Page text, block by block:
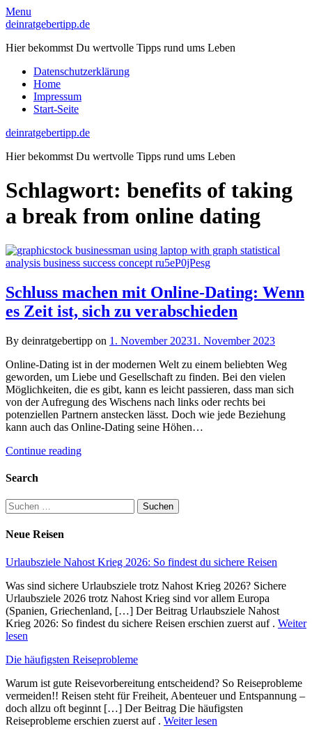
Skip
to
Menu
deinratgebertipp.de
Hier bekommst Du wertvolle Tipps rund ums Leben
Datenschutzerklärung
Home
Impressum
Start-Seite
deinratgebertipp.de
Hier bekommst Du wertvolle Tipps rund ums Leben
Schlagwort: benefits of taking
a break from online dating
Schluss machen mit Online-Dating: Wenn
es Zeit ist, sich zu verabschieden
By deinratgebertipp on 1. November 20231. November 2023
Online-Dating ist in der modernen Welt zu einem beliebten Weg
geworden, um Liebe und Gesellschaft zu finden. Bei den vielen
Möglichkeiten, die es gibt, kann es leicht passieren, dass man sich
von der Aufregung des Wischens nach links oder rechts bei
potenziellen Partnern anstecken lässt. Doch wie jede Beziehung
kann auch das Online-Dating seine Höhen…
Continue reading
Search
Suchen
nach:
Neue Reisen
Urlaubsziele Nahost Krieg 2026: So findest du sichere Reisen
Was sind sichere Urlaubsziele trotz Nahost Krieg 2026? Sichere
Urlaubsziele 2026 trotz Nahost Krieg sind vor allem Europa
(Spanien, Griechenland, […] Der Beitrag Urlaubsziele Nahost
Krieg 2026: So findest du sichere Reisen erschien zuerst auf . Weiter
lesen
Die häufigsten Reiseprobleme
Warum ist gute Reisevorbereitung entscheidend? So Reiseprobleme
vermeiden!! Reisen steht für Freiheit, Abenteuer und Entspannung –
doch allzu oft beginnt […] Der Beitrag Die häufigsten
Reiseprobleme erschien zuerst auf . Weiter lesen